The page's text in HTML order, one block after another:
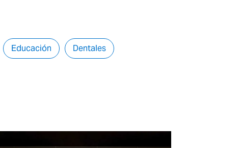
Educación Dentales